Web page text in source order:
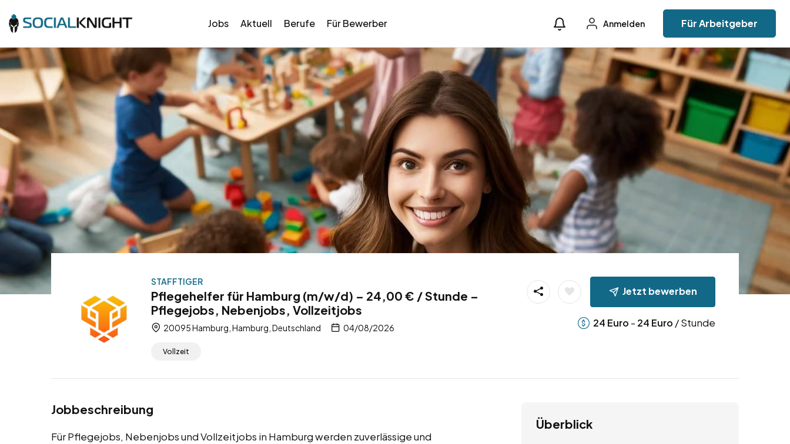
Jobs Aktuell Berufe Für Bewerber Anmelden Für Arbeitgeber
STAFFTIGER
Pflegehelfer für Hamburg (m/w/d) – 24,00 € / Stunde –
Pflegejobs, Nebenjobs, Vollzeitjobs
20095 Hamburg, Hamburg, Deutschland 04/08/2026
Vollzeit
Jetzt bewerben
24 Euro - 24 Euro / Stunde
Jobbeschreibung
Für Pflegejobs, Nebenjobs und Vollzeitjobs in Hamburg werden zuverlässige und
Überblick